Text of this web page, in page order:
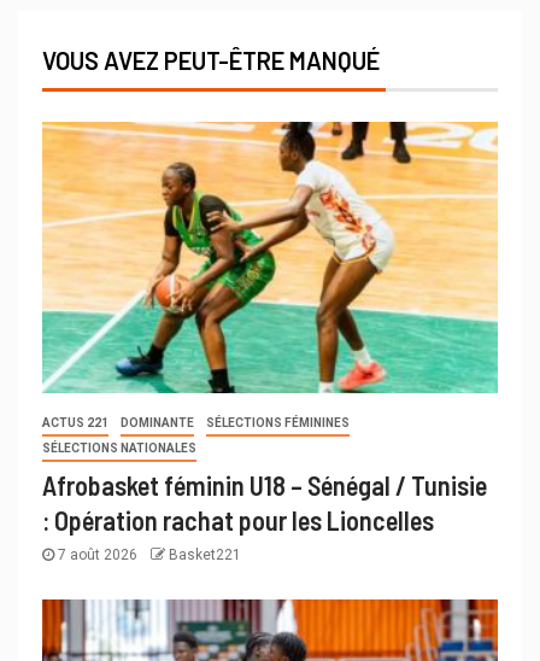
VOUS AVEZ PEUT-ÊTRE MANQUÉ
ACTUS 221 DOMINANTE
SÉLECTIONS FÉMININES
SÉLECTIONS NATIONALES
Afrobasket féminin U18 – Sénégal / Tunisie
: Opération rachat pour les Lioncelles
7 août 2026 Basket221